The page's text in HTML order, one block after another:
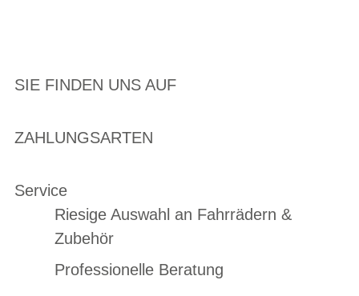
SIE FINDEN UNS AUF
ZAHLUNGSARTEN
Service
Riesige Auswahl an Fahrrädern &
Zubehör
Professionelle Beratung